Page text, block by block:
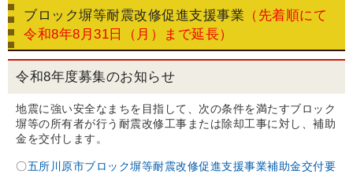
ブロック塀等耐震改修促進支援事業 （先着順にて
令和8年8月31日（月）まで延長）
令和8年度募集のお知らせ
地震に強い安全なまちを目指して、次の条件を満たすブロック
塀等の所有者が行う耐震改修工事または除却工事に対し、補助
金を交付します。
〇五所川原市ブロック塀等耐震改修促進支援事業補助金交付要